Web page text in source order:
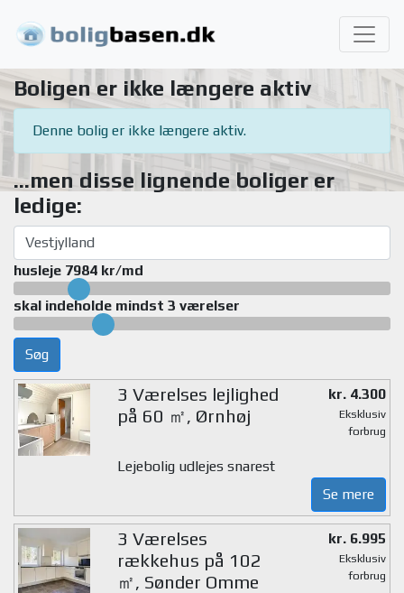
Boligen er ikke længere aktiv
Denne bolig er ikke længere aktiv.
...men disse lignende boliger er
ledige:
husleje 7984 kr/md
skal indeholde mindst 3 værelser
Søg
3 Værelses lejlighed
på 60 ㎡, Ørnhøj
kr. 4.300
Eksklusiv
forbrug
Lejebolig udlejes snarest
Se mere
3 Værelses
rækkehus på 102
㎡, Sønder Omme
kr. 6.995
Eksklusiv
forbrug